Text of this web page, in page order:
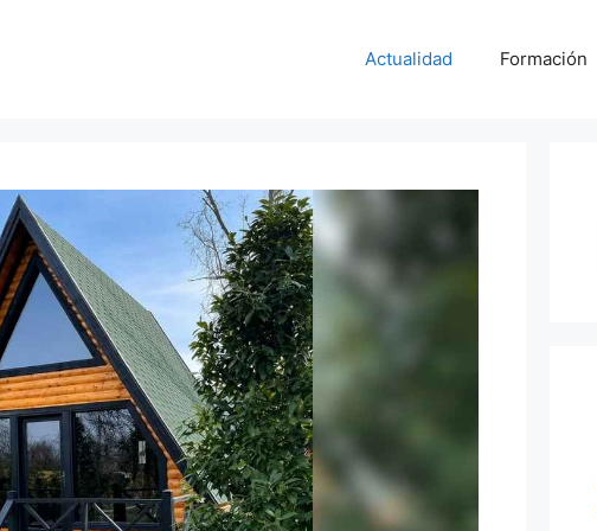
Actualidad Formación